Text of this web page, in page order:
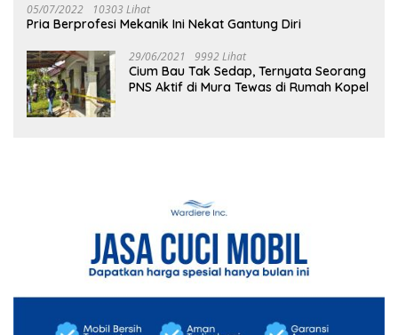
05/07/2022 10303 Lihat
Pria Berprofesi Mekanik Ini Nekat Gantung Diri
29/06/2021 9992 Lihat
Cium Bau Tak Sedap, Ternyata Seorang
PNS Aktif di Mura Tewas di Rumah Kopel